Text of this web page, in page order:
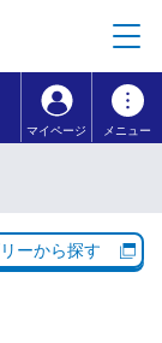
へ移動
マイページ メニュー
ーから探す